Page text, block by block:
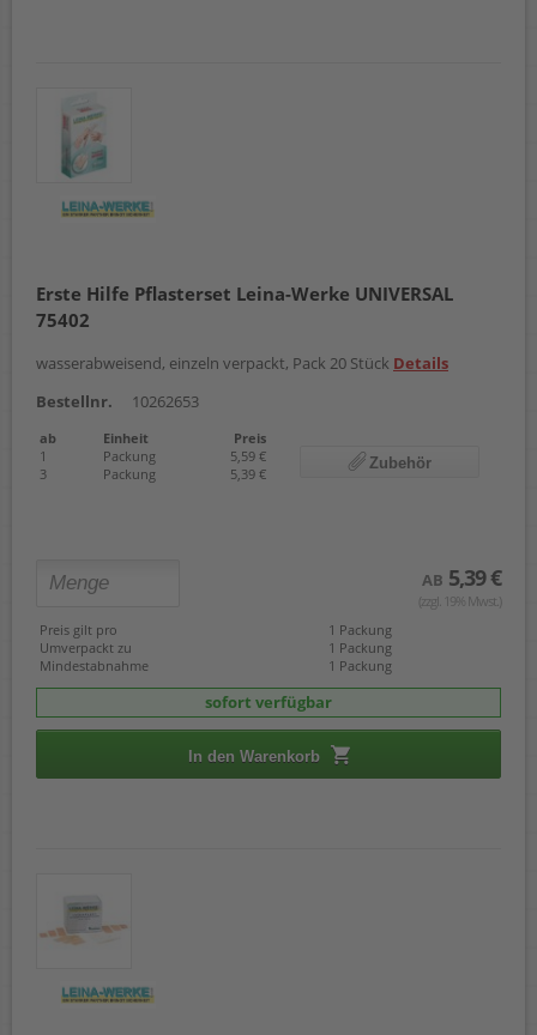
Erste Hilfe Pflasterset Leina-Werke UNIVERSAL
75402
wasserabweisend, einzeln verpackt, Pack 20 Stück Details
Bestellnr.
10262653
ab Einheit
Preis
1
Packung
5,59 €
3
Packung 5,39 €
Zubehör
AB 5,39 €
(zzgl. 19% Mwst.)
Preis gilt pro
1 Packung
Umverpackt zu
1 Packung
Mindestabnahme
1 Packung
sofort verfügbar
In den Warenkorb